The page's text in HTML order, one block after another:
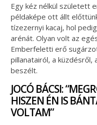
Egy kéz nélkül született
példaképe ott állt
tízezernyi kacaj, hol
arénát. Olyan volt az
Emberfeletti erő
pillanatairól, a küzdésről,
beszélt.
JOCÓ BÁCSI:
HISZEN ÉN IS
VOLTAM”